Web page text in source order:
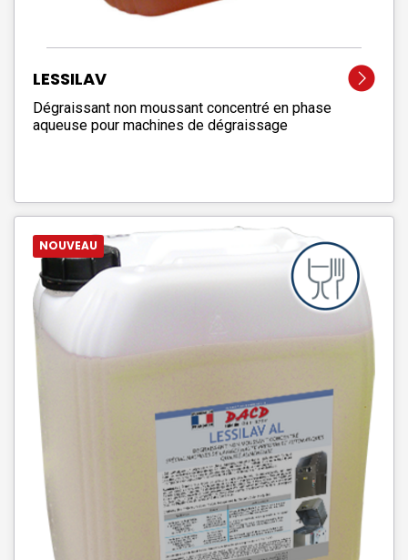
LESSILAV
Dégraissant non moussant concentré en phase
aqueuse pour machines de dégraissage
NOUVEAU